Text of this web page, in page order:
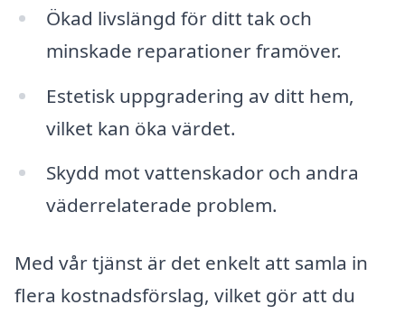
Ökad livslängd för ditt tak och
minskade reparationer framöver.
Estetisk uppgradering av ditt hem,
vilket kan öka värdet.
Skydd mot vattenskador och andra
väderrelaterade problem.
Med vår tjänst är det enkelt att samla in
flera kostnadsförslag, vilket gör att du